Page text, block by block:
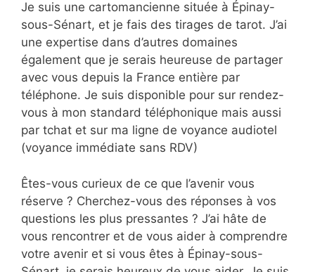
Je suis une cartomancienne située à Épinay-
sous-Sénart, et je fais des tirages de tarot. J’ai
une expertise dans d’autres domaines
également que je serais heureuse de partager
avec vous depuis la France entière par
téléphone. Je suis disponible pour sur rendez-
vous à mon standard téléphonique mais aussi
par tchat et sur ma ligne de voyance audiotel
(voyance immédiate sans RDV)
Êtes-vous curieux de ce que l’avenir vous
réserve ? Cherchez-vous des réponses à vos
questions les plus pressantes ? J’ai hâte de
vous rencontrer et de vous aider à comprendre
votre avenir et si vous êtes à Épinay-sous-